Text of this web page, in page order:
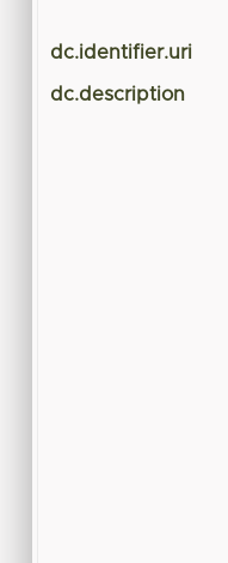
dc.identifier.uri
dc.description